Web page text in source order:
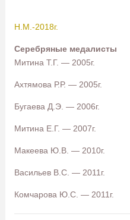
Н.М.-2018г.
Серебряные медалисты
Митина Т.Г. — 2005г.
Ахтямова Р.Р. — 2005г.
Бугаева Д.Э. — 2006г.
Митина Е.Г. — 2007г.
Макеева Ю.В. — 2010г.
Васильев В.С. — 2011г.
Комчарова Ю.С. — 2011г.